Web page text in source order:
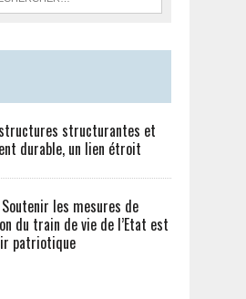
structurantes et
durable, un lien étroit
Soutenir les mesures de
du train de vie de l’Etat est
patriotique